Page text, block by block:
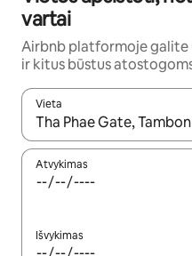
vartai
Airbnb platformoje galite
ir kitus būstus
Vieta
Kai pasirodys paieškos
Atvykimas
Išvykimas